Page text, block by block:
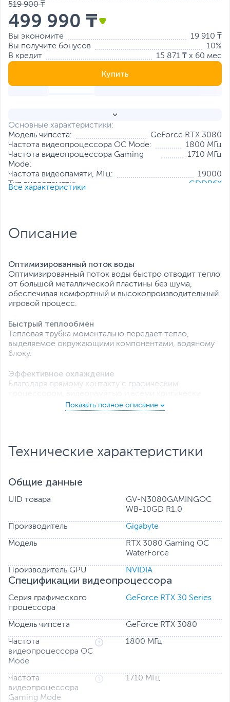
Основные характеристики:
Модель чипсета:
GeForce RTX 3080
Частота видеопроцессора OC Mode:
1800 МГц
Частота видеопроцессора Gaming
Mode:
1710 МГц
Частота видеопамяти, МГц:
19000
Тип видеопамяти:
GDDR6X
Разъемы:
Все характеристики
519 900 ₸
499 990 ₸
Вы экономите
19 910 ₸
Вы получите бонусов
10%
В кредит
15 871 ₸ x 60 мес
Купить
Описание
Оптимизированный поток воды
Оптимизированный поток воды быстро отводит тепло
от большой металлической пластины без шума,
обеспечивая комфортный и высокопроизводительный
игровой процесс.
Быстрый теплообмен
Тепловая трубка моментально передает тепло,
выделяемое окружающими компонентами, водяному
блоку.
Эффективное охлаждение
Благодаря прямому контакту с графическим
важными компонентами металлическая пластина и
тепловая трубка эффективно передают тепло
Благодаря 16.7 млн ​​настраиваемых параметров цвета и
с другими устройствами AORUS.
Технические характеристики
Общие данные
UID товара
GV-N3080GAMINGOC
WB-10GD R1.0
Производитель Gigabyte
Модель
RTX 3080 Gaming OC
WaterForce
Производитель GPU NVIDIA
Спецификации видеопроцессора
Серия графического
процессора
GeForce RTX 30 Series
Модель чипсета GeForce RTX 3080
Частота
видеопроцессора OC
Mode
1800 МГц
Частота
видеопроцессора
Gaming Mode
1710 МГц